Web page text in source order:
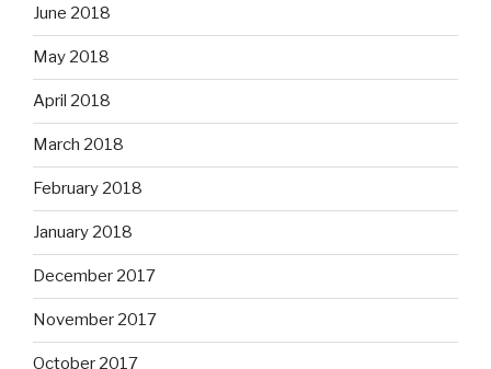
June 2018
May 2018
April 2018
March 2018
February 2018
January 2018
December 2017
November 2017
October 2017